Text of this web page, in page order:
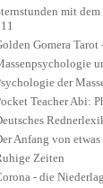
mit
Gomera Tarot
der
Teacher Abi:
Anfang von
Zeiten
- die